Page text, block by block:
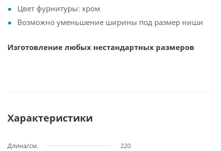
Цвет фурнитуры: хром
Возможно уменьшение ширины под размер ниши
Изготовление любых нестандартных размеров
Характеристики
Длина/см.
220